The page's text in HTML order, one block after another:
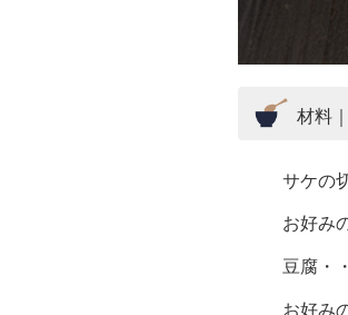
材料
サケの
お好み
豆腐・
お好み